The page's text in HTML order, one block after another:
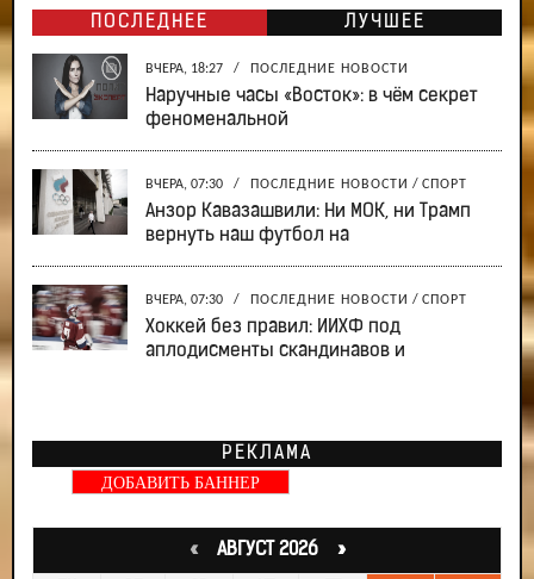
ПОСЛЕДНЕЕ ЛУЧШЕЕ
ВЧЕРА, 18:27 / ПОСЛЕДНИЕ НОВОСТИ
Наручные часы «Восток»: в чём секрет
феноменальной
ВЧЕРА, 07:30 / ПОСЛЕДНИЕ НОВОСТИ / СПОРТ
Анзор Кавазашвили: Ни МОК, ни Трамп
вернуть наш футбол на
ВЧЕРА, 07:30 / ПОСЛЕДНИЕ НОВОСТИ / СПОРТ
Хоккей без правил: ИИХФ под
аплодисменты скандинавов и
РЕКЛАМА
ДОБАВИТЬ БАННЕР
«АВГУСТ 2026 »